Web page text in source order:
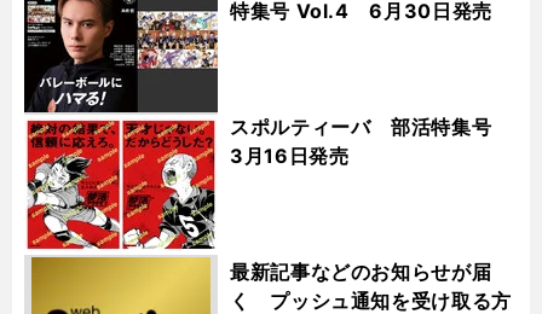
特集号 Vol.4 6月30日発売
スポルティーバ 部活特集号
3月16日発売
最新記事などのお知らせが届
く プッシュ通知を受け取る方